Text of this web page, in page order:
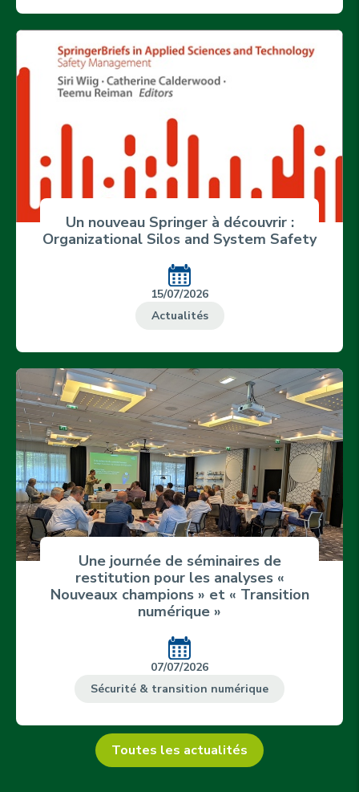
Un nouveau Springer à découvrir :
Organizational Silos and System Safety
15/07/2026
Actualités
Une journée de séminaires de
restitution pour les analyses «
Nouveaux champions » et « Transition
numérique »
07/07/2026
Sécurité & transition numérique
Toutes les actualités